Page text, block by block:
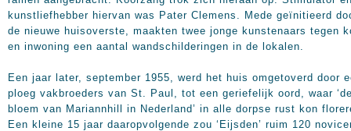
kunstliefhebber hiervan was Pater Clemens. Mede geïnitieerd
de nieuwe huisoverste, maakten twee jonge kunstenaars tegen
en inwoning een aantal wandschilderingen in de lokalen.
Een jaar later, september 1955, werd het huis omgetoverd door
ploeg vakbroeders van St. Paul, tot een geriefelijk oord, waar
bloem van Mariannhill in Nederland’ in alle dorpse rust kon
Een kleine 15 jaar daaropvolgende zou ‘Eijsden’ ruim 120